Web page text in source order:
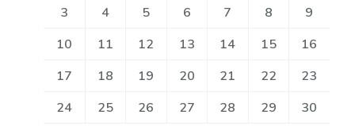
3
4 5 6 7 8
9
10
11 12 13 14 15
16
17
18 19 20 21 22
23
24
25 26 27 28 29
30